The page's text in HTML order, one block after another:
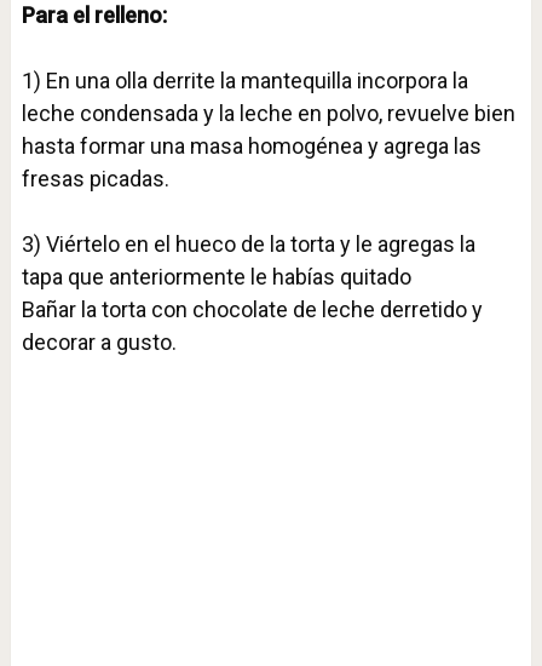
Para el relleno:⁣
1) En una olla derrite la mantequilla incorpora la
leche condensada y la leche en polvo, revuelve bien
hasta formar una masa homogénea y agrega las
fresas picadas.⁣
3) Viértelo en el hueco de la torta y le agregas la
tapa que anteriormente le habías quitado ⁣
Bañar la torta con chocolate de leche derretido y
decorar a gusto.⁣